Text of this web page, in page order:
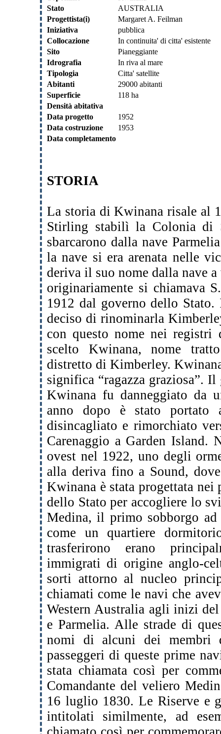
Stato
AUSTRALIA
Progettista(i)
Margaret A. Feilman
Iniziativa
pubblica
Collocazione
In continuita' di citta' esistente
Sito
Pianeggiante
Idrografia
In riva al mare
Tipologia
Citta' satellite
Abitanti
29000 abitanti
Superficie
118 ha
Densità abitativa
Data progetto
1952
Data costruzione
1953
Data completamento
STORIA
La storia di Kwinana risale al
Stirling stabilì la Colonia di
sbarcarono dalla nave
la nave si era arenata nelle
deriva il suo nome dalla nave
originariamente si chiamava
1912 dal governo dello
deciso di rinominarla
con questo nome nei
scelto Kwinana, nome
distretto di Kimberley.
significa “ragazza graziosa”.
Kwinana fu danneggiato da
anno dopo è stato portato
disincagliato e rimorchiato
Carenaggio a Garden Island.
ovest nel 1922, uno degli
alla deriva fino a Sound,
Kwinana è stata progettata
dello Stato per accogliere lo
Medina, il primo sobborgo ad
come un quartiere
trasferirono erano
immigrati di origine anglo-
sorti attorno al nucleo
chiamati come le navi che
Western Australia agli inizi
e Parmelia. Alle strade di
nomi di alcuni dei membri
passeggeri di queste prime
stata chiamata così per
Comandante del veliero
16 luglio 1830. Le Riserve e
intitolati similmente, ad